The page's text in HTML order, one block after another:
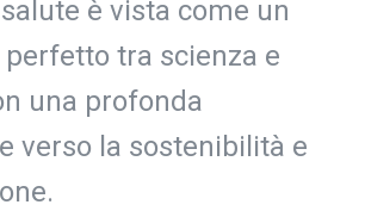
è vista come un
tra scienza e
una profonda
verso la sostenibilità e